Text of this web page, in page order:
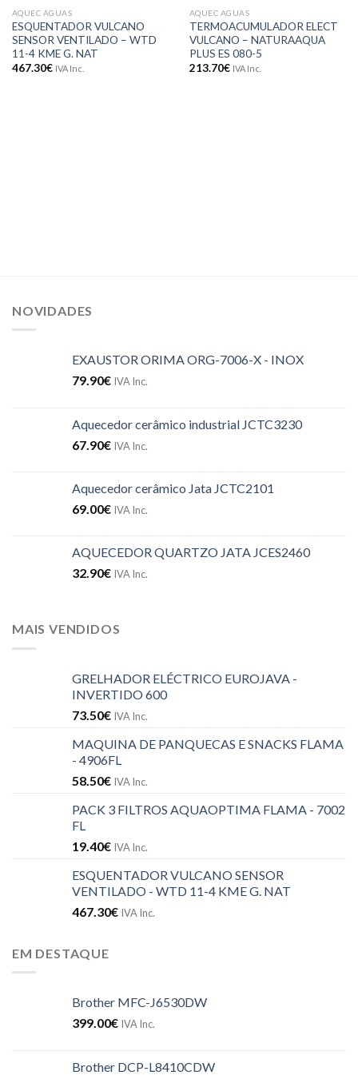
aos meus
desejos
AQUEC AGUAS
ESQUENTADOR VULCANO
SENSOR VENTILADO – WTD
11-4 KME G. NAT
467.30€ IVA Inc.
aos meus
desejos
AQUEC AGUAS
TERMOACUMULADOR ELECT
VULCANO – NATURAAQUA
PLUS ES 080-5
213.70€ IVA Inc.
NOVIDADES
EXAUSTOR ORIMA ORG-7006-X - INOX
79.90€ IVA Inc.
Aquecedor cerâmico industrial JCTC3230
67.90€ IVA Inc.
Aquecedor cerâmico Jata JCTC2101
69.00€ IVA Inc.
AQUECEDOR QUARTZO JATA JCES2460
32.90€ IVA Inc.
MAIS VENDIDOS
GRELHADOR ELÉCTRICO EUROJAVA -
INVERTIDO 600
73.50€ IVA Inc.
MAQUINA DE PANQUECAS E SNACKS FLAMA
- 4906FL
58.50€ IVA Inc.
PACK 3 FILTROS AQUAOPTIMA FLAMA - 7002
FL
19.40€ IVA Inc.
ESQUENTADOR VULCANO SENSOR
VENTILADO - WTD 11-4 KME G. NAT
467.30€ IVA Inc.
EM DESTAQUE
Brother MFC-J6530DW
399.00€ IVA Inc.
Brother DCP-L8410CDW